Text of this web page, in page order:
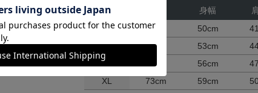
サイズ 身幅
S
64cm 50cm
M
67cm 53cm
L
70cm 56cm
XL
73cm 59cm